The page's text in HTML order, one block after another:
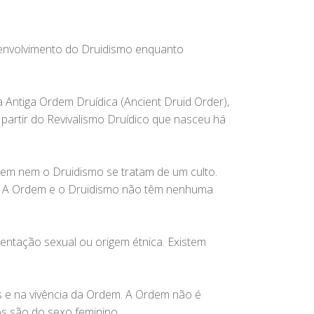
do Druidismo enquanto
Ordem Druídica (Ancient Druid Order),
do Revivalismo Druídico que nasceu há
nem o Druidismo se tratam de um culto.
Ordem e o Druidismo não têm nenhuma
sexual ou origem étnica. Existem
na vivência da Ordem. A Ordem não é